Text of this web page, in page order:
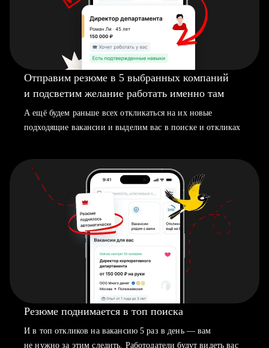
Отправим резюме в 5 выбранных компаний
и подсветим желание работать именно там
А ещё будем раньше всех откликаться на их новые
подходящие вакансии и выделим вас в поиске и откликах
Резюме поднимается в топ поиска
И в топ откликов на вакансию 5 раз в день — вам
не нужно за этим следить. Работодатели будут видеть вас